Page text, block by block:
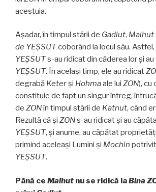
acestuia.
Aşadar, în timpul stării de Gadlut, Malhut
de YEŞSUTcoborând la locul său. Astfel,
YEŞSUTs-au ridicat din căderea lor şi au
YEŞSUT. În același timp, ele au ridicat
degrabă Keterși Hohmaale lui ZON), cu
constituie de fapt un singur întreg,
de ZONîn timpul stării de Katnut, când
Rezultă că şi ZONs-au ridicat şi au
YEŞSUT, și anume, au căpătat
primind aceleaşi Lumini şi Mochin
YEŞSUT.
Până ce Malhut nu se ridică laBina